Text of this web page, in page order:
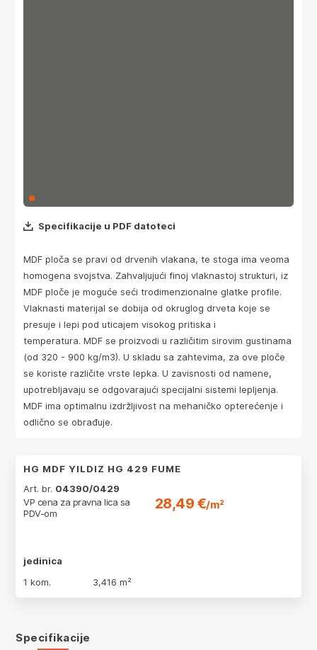
Specifikacije u PDF datoteci
MDF ploča se pravi od drvenih vlakana, te stoga ima veoma
homogena svojstva. Zahvaljujući finoj vlaknastoj strukturi, iz
MDF ploče je moguće seći trodimenzionalne glatke profile.
Vlaknasti materijal se dobija od okruglog drveta koje se
presuje i lepi pod uticajem visokog pritiska i
temperatura. MDF se proizvodi u različitim sirovim gustinama
(od 320 - 900 kg/m3). U skladu sa zahtevima, za ove ploče
se koriste različite vrste lepka. U zavisnosti od namene,
upotrebljavaju se odgovarajući specijalni sistemi lepljenja.
MDF ima optimalnu izdržljivost na mehaničko opterećenje i
odlično se obrađuje.
HG MDF YILDIZ HG 429 FUME
Art. br. 04390/0429
VP cena za pravna lica sa
PDV-om
28,49 €/m²
jedinica
1 kom.
3,416 m²
Specifikacije